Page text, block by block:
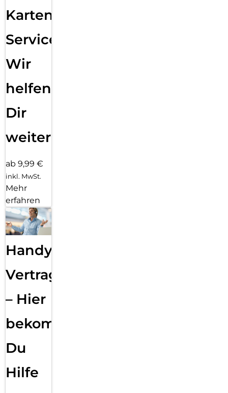
Karten
Service:
Wir
helfen
Dir
weiter
ab 9,99 €
inkl. MwSt.
Mehr
erfahren
Handy
Vertragsabwicklung
– Hier
bekommst
Du
Hilfe